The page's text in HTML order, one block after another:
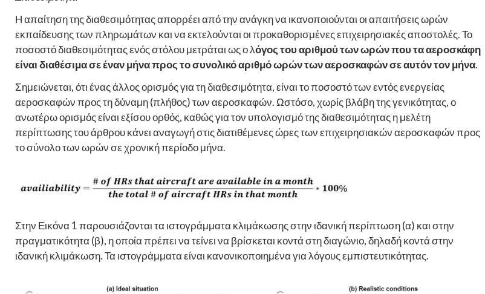
Η απαίτηση της διαθεσιμότητας απορρέει από την ανάγκη να ικανοποιούνται οι απαιτήσεις ωρών
εκπαίδευσης των πληρωμάτων και να εκτελούνται οι προκαθορισμένες επιχειρησιακές αποστολές. Το
ποσοστό διαθεσιμότητας ενός στόλου μετράται ως ο λόγος του αριθμού των ωρών που τα αεροσκάφη
είναι διαθέσιμα σε έναν μήνα προς το συνολικό αριθμό ωρών των αεροσκαφών σε αυτόν τον μήνα.
Σημειώνεται, ότι ένας άλλος ορισμός για τη διαθεσιμότητα, είναι το ποσοστό των εντός ενεργείας
αεροσκαφών προς τη δύναμη (πλήθος) των αεροσκαφών. Ωστόσο, χωρίς βλάβη της γενικότητας, ο
ανωτέρω ορισμός είναι εξίσου ορθός, καθώς για τον υπολογισμό της διαθεσιμότητας η μελέτη
περίπτωσης του άρθρου κάνει αναγωγή στις διατιθέμενες ώρες των επιχειρησιακών αεροσκαφών προς
το σύνολο των ωρών σε χρονική περίοδο μήνα.
Στην Εικόνα 1 παρουσιάζονται τα ιστογράμματα κλιμάκωσης στην ιδανική περίπτωση (α) και στην
πραγματικότητα (β), η οποία πρέπει να τείνει να βρίσκεται κοντά στη διαγώνιο, δηλαδή κοντά στην
ιδανική κλιμάκωση. Τα ιστογράμματα είναι κανονικοποιημένα για λόγους εμπιστευτικότητας.